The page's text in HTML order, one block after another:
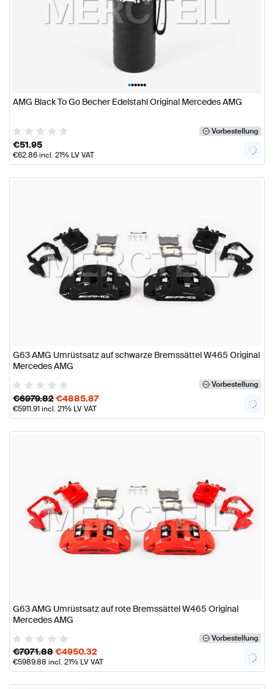
••••••
AMG Black To Go Becher Edelstahl Original Mercedes AMG
Vorbestellung
€51.95
€62.86incl. 21% LV VAT
G63 AMG Umrüstsatz auf schwarze Bremssättel W465 Original
Mercedes AMG
Vorbestellung
€6979.82€4885.87
€5911.91incl. 21% LV VAT
G63 AMG Umrüstsatz auf rote Bremssättel W465 Original
Mercedes AMG
Vorbestellung
€7071.88€4950.32
€5989.88 incl. 21% LV VAT